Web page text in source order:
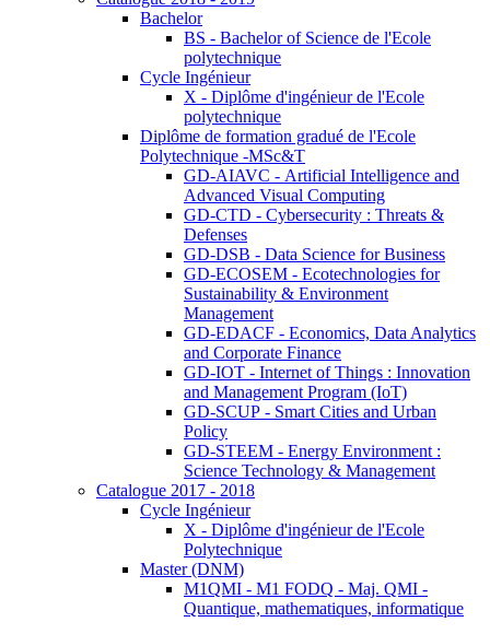
Bachelor
BS - Bachelor of Science de l'Ecole
polytechnique
Cycle Ingénieur
X - Diplôme d'ingénieur de l'Ecole
polytechnique
Diplôme de formation gradué de l'Ecole
Polytechnique -MSc&T
GD-AIAVC - Artificial Intelligence and
Advanced Visual Computing
GD-CTD - Cybersecurity : Threats &
Defenses
GD-DSB - Data Science for Business
GD-ECOSEM - Ecotechnologies for
Sustainability & Environment
Management
GD-EDACF - Economics, Data Analytics
and Corporate Finance
GD-IOT - Internet of Things : Innovation
and Management Program (IoT)
GD-SCUP - Smart Cities and Urban
Policy
GD-STEEM - Energy Environment :
Science Technology & Management
Catalogue 2017 - 2018
Cycle Ingénieur
X - Diplôme d'ingénieur de l'Ecole
Polytechnique
Master (DNM)
M1QMI - M1 FODQ - Maj. QMI -
Quantique, mathematiques, informatique